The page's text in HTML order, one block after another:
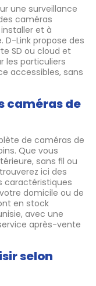
une surveillance
caméras
et à
Link propose des
SD ou cloud et
les particuliers
accessibles, sans
caméras de
de caméras de
Que vous
sans fil ou
ici des
caractéristiques
domicile ou de
en stock
avec une
après-vente
selon